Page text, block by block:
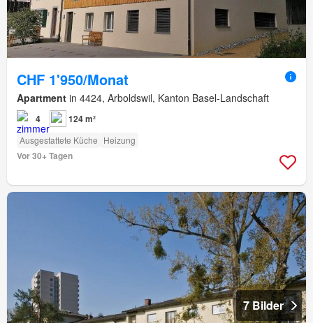
CHF 1'950/Monat
Apartment in 4424, Arboldswil, Kanton Basel-Landschaft
4 124 m²
Ausgestattete Küche Heizung
Vor 30+ Tagen
7 Bilder